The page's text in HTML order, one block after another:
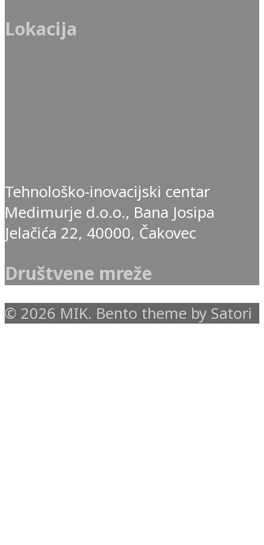
Lokacija
Tehnološko-inovacijski centar
Medimurje d.o.o., Bana Josipa
Jelačića 22, 40000, Čakovec
Društvene mreže
© 2026 MIK. Bento theme by Satori